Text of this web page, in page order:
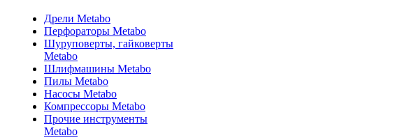
Дрели Metabo
Перфораторы Metabo
Шуруповерты, гайковерты
Metabo
Шлифмашины Metabo
Пилы Metabo
Насосы Metabo
Компрессоры Metabo
Прочие инструменты
Metabo